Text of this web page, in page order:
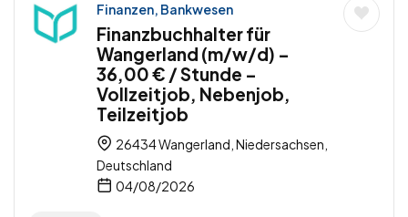
Finanzen, Bankwesen
Finanzbuchhalter für
Wangerland (m/w/d) –
36,00 € / Stunde –
Vollzeitjob, Nebenjob,
Teilzeitjob
26434 Wangerland, Niedersachsen,
Deutschland
04/08/2026